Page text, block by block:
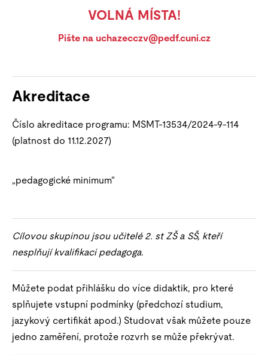
VOLNÁ MÍSTA!
Pište na uchazecczv@pedf.cuni.cz
Akreditace
Číslo akreditace programu: MSMT-13534/2024-9-114
(platnost do 11.12.2027)
„pedagogické minimum“
Cílovou skupinou jsou učitelé 2. st ZŠ a SŠ, kteří
nesplňují kvalifikaci pedagoga.
Můžete podat přihlášku do více didaktik, pro které
splňujete vstupní podmínky (předchozí studium,
jazykový certifikát apod.) Studovat však můžete pouze
jedno zaměření, protože rozvrh se může překrývat.